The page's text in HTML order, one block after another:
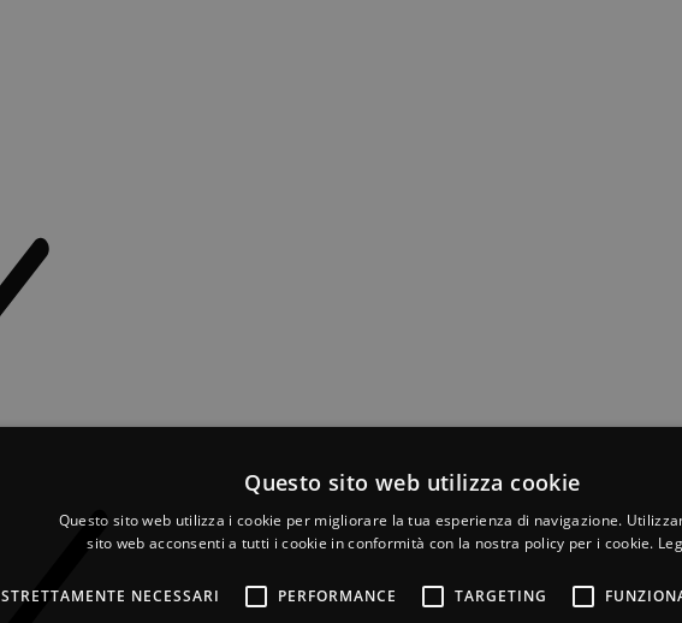
Questo sito web utilizza cookie
Questo sito web utilizza i cookie per migliorare la tua esperienza di navigazione.
sito web acconsenti a tutti i cookie in conformità con la nostra policy per i cookie.
STRETTAMENTE NECESSARI PERFORMANCE TARGETING